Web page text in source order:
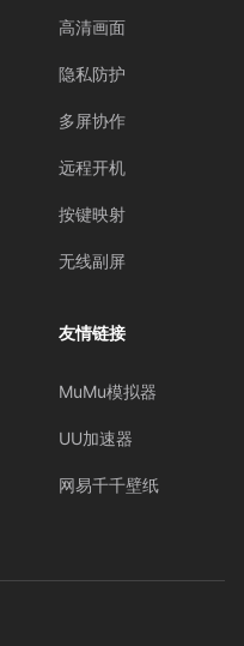
高清画面
隐私防护
多屏协作
远程开机
按键映射
无线副屏
友情链接
MuMu模拟器
UU加速器
网易千千壁纸